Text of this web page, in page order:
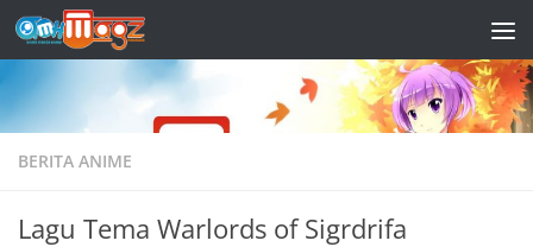
Skip to content
BERITA ANIME
Lagu Tema Warlords of Sigrdrifa